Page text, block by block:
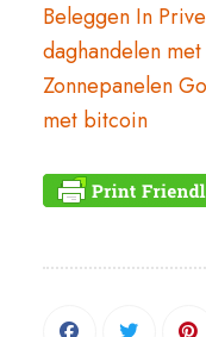
Beleggen In
daghandelen
Zonnepanelen
met bitcoin